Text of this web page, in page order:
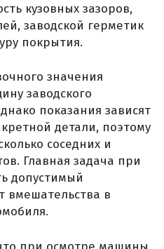
кузовных зазоров,
заводской герметик
покрытия.
значения
заводского
показания зависят
детали, поэтому
соседних и
Главная задача при
допустимый
вмешательства в